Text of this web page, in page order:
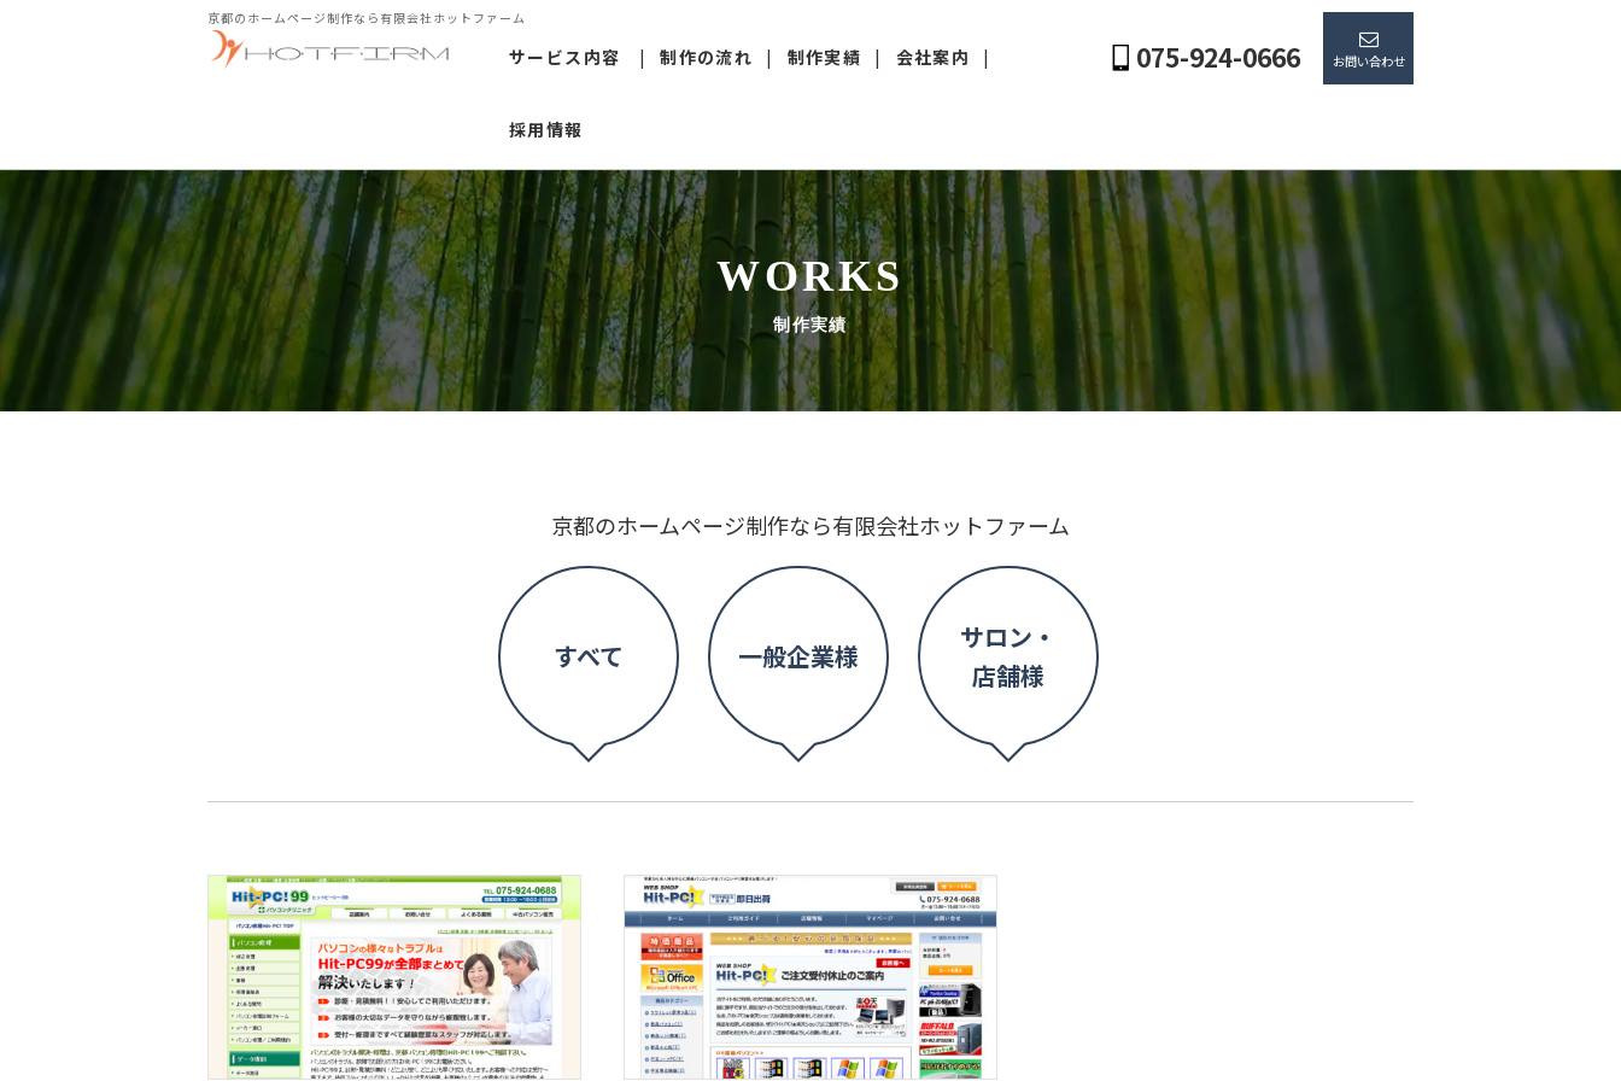
京都のホームページ制作なら有限会社ホットファーム
サービス内容
web制作
更新・保守管理
SEO対策
下請け・外注
制作の流れ 制作実績 会社案内
採用情報
075-924-0666 お問い合わせ
WORKS
制作実績
京都のホームページ制作なら有限会社ホットファーム
すべて 一般企業様
サロン・
店舗様